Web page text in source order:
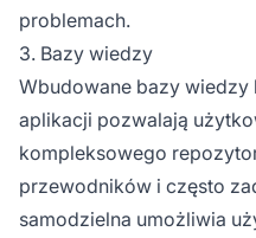
problemach.
3. Bazy wiedzy
Wbudowane bazy
aplikacji pozwalają
kompleksowego
przewodników i często
samodzielna umożliwia